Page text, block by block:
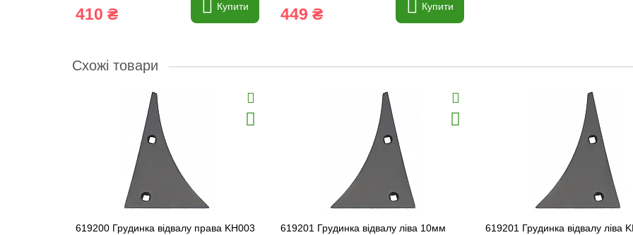
410 ₴ Купити 449 ₴ Купити
Схожі товари
619200 Грудинка відвалу права KH003
619201 Грудинка відвалу ліва 10мм
619201 Грудинка відвалу ліва